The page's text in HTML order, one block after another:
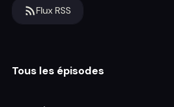
Flux RSS
Tous les épisodes